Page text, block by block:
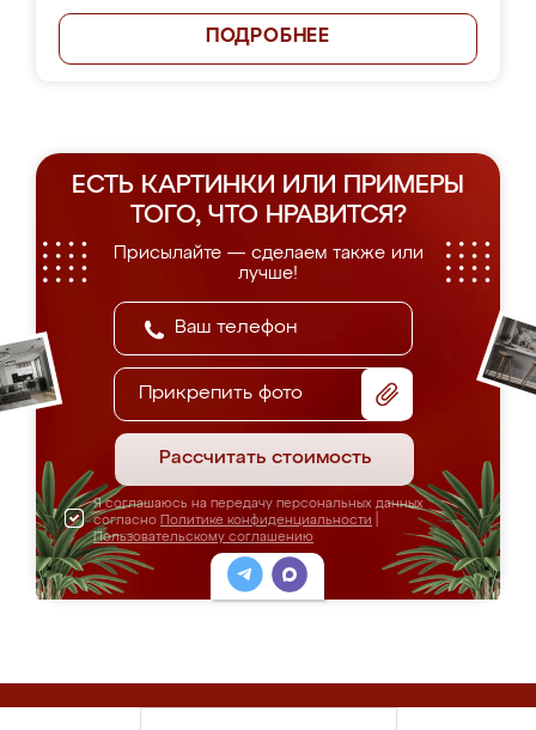
ПОДРОБНЕЕ
ЕСТЬ КАРТИНКИ ИЛИ ПРИМЕРЫ
ТОГО, ЧТО НРАВИТСЯ?
Присылайте — сделаем также или
лучше!
Прикрепить фото
Рассчитать стоимость
Я соглашаюсь на передачу персональных данных
согласно Политике конфиденциальности
Пользовательскому соглашению